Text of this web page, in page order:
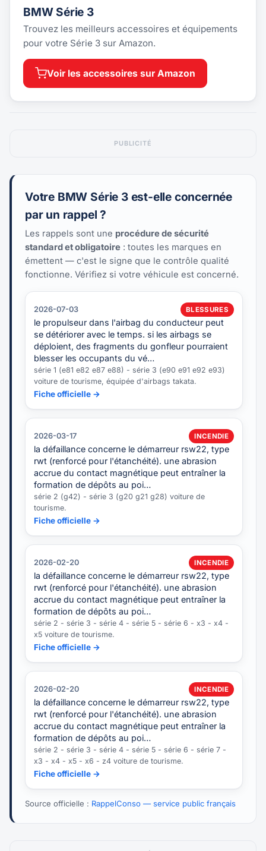
BMW Série 3
Trouvez les meilleurs accessoires et équipements
pour votre Série 3 sur Amazon.
Voir les accessoires sur Amazon
PUBLICITÉ
Votre BMW Série 3 est-elle concernée
par un rappel ?
Les rappels sont une procédure de sécurité
standard et obligatoire : toutes les marques en
émettent — c'est le signe que le contrôle qualité
fonctionne. Vérifiez si votre véhicule est concerné.
2026-07-03 BLESSURES
le propulseur dans l'airbag du conducteur peut
se détériorer avec le temps. si les airbags se
déploient, des fragments du gonfleur pourraient
blesser les occupants du vé…
série 1 (e81 e82 e87 e88) - série 3 (e90 e91 e92 e93)
voiture de tourisme, équipée d'airbags takata.
Fiche officielle →
2026-03-17 INCENDIE
la défaillance concerne le démarreur rsw22, type
rwt (renforcé pour l'étanchéité). une abrasion
accrue du contact magnétique peut entraîner la
formation de dépôts au poi…
série 2 (g42) - série 3 (g20 g21 g28) voiture de
tourisme.
Fiche officielle →
2026-02-20 INCENDIE
la défaillance concerne le démarreur rsw22, type
rwt (renforcé pour l'étanchéité). une abrasion
accrue du contact magnétique peut entraîner la
formation de dépôts au poi…
série 2 - série 3 - série 4 - série 5 - série 6 - x3 - x4 -
x5 voiture de tourisme.
Fiche officielle →
2026-02-20 INCENDIE
la défaillance concerne le démarreur rsw22, type
rwt (renforcé pour l'étanchéité). une abrasion
accrue du contact magnétique peut entraîner la
formation de dépôts au poi…
série 2 - série 3 - série 4 - série 5 - série 6 - série 7 -
x3 - x4 - x5 - x6 - z4 voiture de tourisme.
Fiche officielle →
Source officielle : RappelConso — service public français